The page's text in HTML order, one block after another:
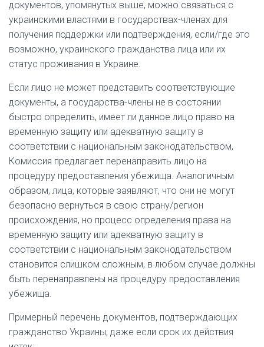
документов, упомянутых выше, можно связаться с
украинскими властями в государствах-членах для
получения поддержки или подтверждения, если/где это
возможно, украинского гражданства лица или их
статус проживания в Украине.
Если лицо не может представить соответствующие
документы, а государства-члены не в состоянии
быстро определить, имеет ли данное лицо право на
временную защиту или адекватную защиту в
соответствии с национальным законодательством,
Комиссия предлагает перенаправить лицо на
процедуру предоставления убежища. Аналогичным
образом, лица, которые заявляют, что они не могут
безопасно вернуться в свою страну/регион
происхождения, но процесс определения права на
временную защиту или адекватную защиту в
соответствии с национальным законодательством
становится слишком сложным, в любом случае должны
быть перенаправлены на процедуру предоставления
убежища.
Примерный перечень документов, подтверждающих
гражданство Украины, даже если срок их действия